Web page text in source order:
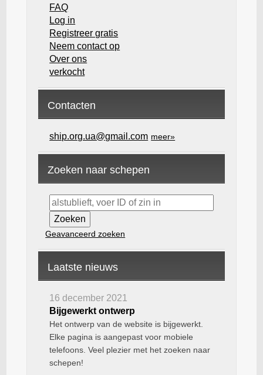
FAQ
Log in
Registreer gratis
Neem contact op
Over ons
verkocht
Contacten
ship.org.ua@gmail.com meer»
Zoeken naar schepen
Geavanceerd zoeken
Laatste nieuws
16 december 2021
Bijgewerkt ontwerp
Het ontwerp van de website is bijgewerkt.
Elke pagina is aangepast voor mobiele
telefoons. Veel plezier met het zoeken naar
schepen!